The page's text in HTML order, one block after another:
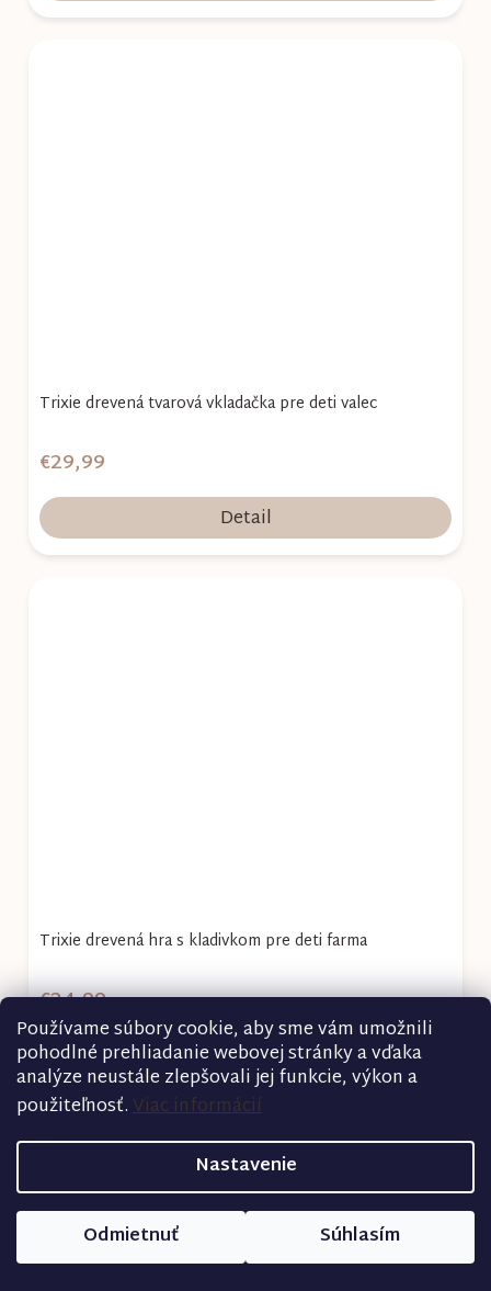
Používame súbory cookie, aby sme vám umožnili
pohodlné prehliadanie webovej stránky a vďaka
analýze neustále zlepšovali jej funkcie, výkon a
použiteľnosť.Viac informácií
Nastavenie
Odmietnuť Súhlasím
Trixie drevená tvarová vkladačka pre deti valec
€29,99
Detail
Trixie drevená hra s kladivkom pre deti farma
€24,99
Detail